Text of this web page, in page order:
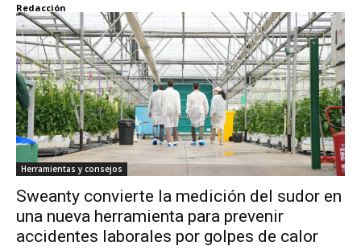
Redacción
Herramientas y consejos
Sweanty convierte la medición del sudor en
una nueva herramienta para prevenir
accidentes laborales por golpes de calor